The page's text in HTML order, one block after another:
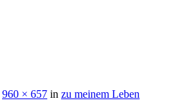
960 × 657 in zu meinem Leben